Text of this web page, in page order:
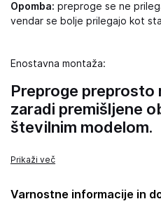
Opomba: preproge se ne
vendar se bolje prilegajo kot
Enostavna montaža:
Preproge preprosto
zaradi premišljene
številnim modelom.
Prikaži več
Varnostne informacije in